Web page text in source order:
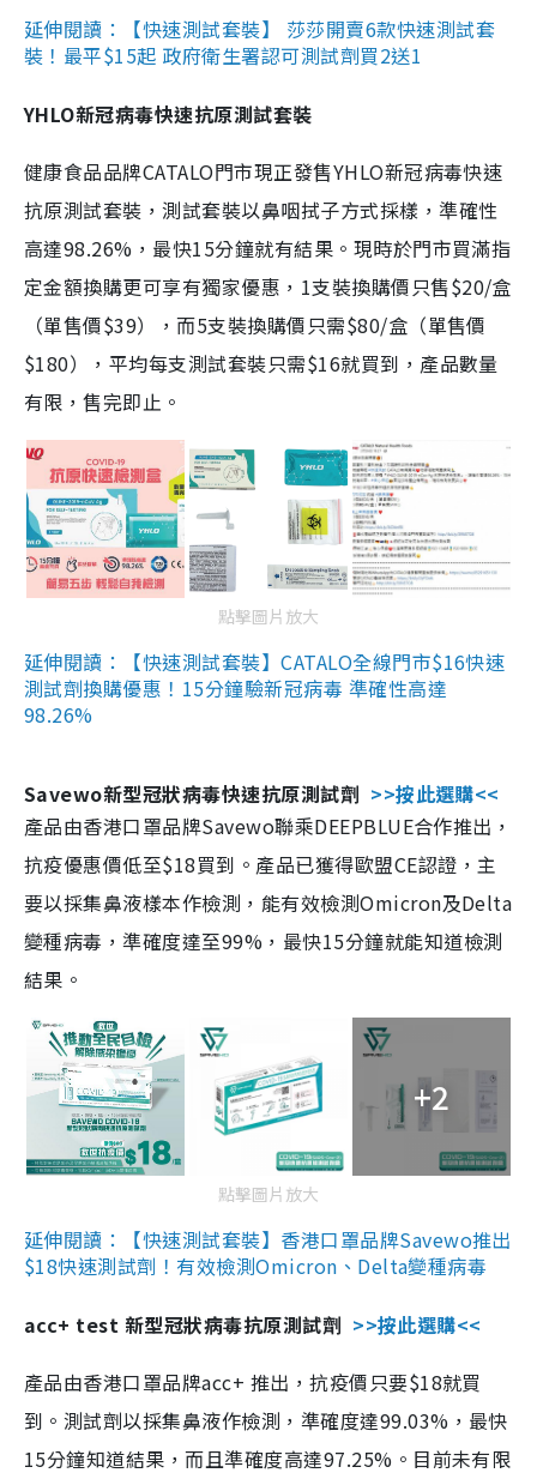
延伸閱讀：【快速測試套裝】 莎莎開賣6款快速測試套
裝！最平$15起 政府衛生署認可測試劑買2送1
YHLO新冠病毒快速抗原測試套裝
健康食品品牌CATALO門市現正發售YHLO新冠病毒快速
抗原測試套裝，測試套裝以鼻咽拭子方式採樣，準確性
高達98.26%，最快15分鐘就有結果。現時於門市買滿指
定金額換購更可享有獨家優惠，1支裝換購價只售$20/盒
（單售價$39），而5支裝換購價只需$80/盒（單售價
$180），平均每支測試套裝只需$16就買到，產品數量
有限，售完即止。
點擊圖片放大
延伸閱讀：【快速測試套裝】CATALO全線門市$16快速
測試劑換購優惠！15分鐘驗新冠病毒 準確性高達
98.26%
Savewo新型冠狀病毒快速抗原測試劑 >>按此選購<<
產品由香港口罩品牌Savewo聯乘DEEPBLUE合作推出，
抗疫優惠價低至$18買到。產品已獲得歐盟CE認證，主
要以採集鼻液樣本作檢測，能有效檢測Omicron及Delta
變種病毒，準確度達至99%，最快15分鐘就能知道檢測
結果。
+2
點擊圖片放大
延伸閱讀：【快速測試套裝】香港口罩品牌Savewo推出
$18快速測試劑！有效檢測Omicron、Delta變種病毒
acc+ test 新型冠狀病毒抗原測試劑 >>按此選購<<
產品由香港口罩品牌acc+ 推出，抗疫價只要$18就買
到。測試劑以採集鼻液作檢測，準確度達99.03%，最快
15分鐘知道結果，而且準確度高達97.25%。目前未有限